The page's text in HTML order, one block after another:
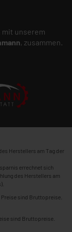
unserem
, zusammen.
Herstellers am Tag der
errechnet sich
des Herstellers am
sind Bruttopreise.
sind Bruttopreise.